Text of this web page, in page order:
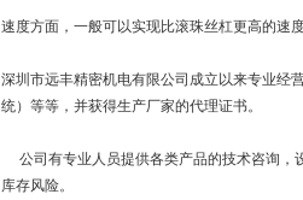
速度方面，一般可以实现比滚珠丝杠更高的速
深圳市远丰精密机电有限公司成立以来专业经
统）等等，并获得生产厂家的代理证书。
公司有专业人员提供各类产品的技术咨询，
库存风险。